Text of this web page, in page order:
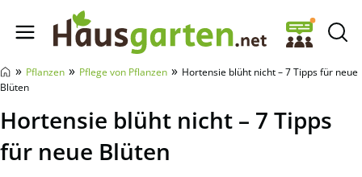
Hausgarten.net
» Pflanzen » Pflege von Pflanzen » Hortensie blüht nicht – 7 Tipps für neue
Blüten
Hortensie blüht nicht – 7 Tipps
für neue Blüten